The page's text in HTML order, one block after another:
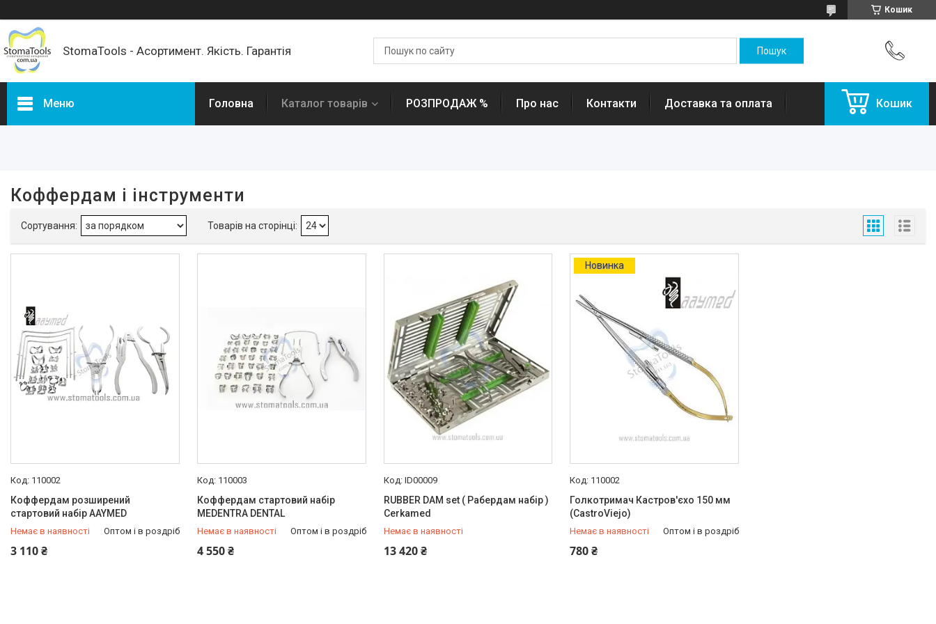
Кошик
StomaTools - Асортимент. Якість. Гарантія
Меню
Каталог товарів
Про нас
Відгуки наших покупців
Корисні статті
Популярні запитання
Головна Каталог товарів РОЗПРОДАЖ % Про нас Контакти Доставка та оплата Кошик
Коффердам і інструменти
110002
Коффердам розширений
стартовий набір AAYMED
Немає в наявності Оптом і в роздріб
3 110 ₴
+380 (63) 921-99-33
110003
Коффердам стартовий набір
MEDENTRA DENTAL
Немає в наявності Оптом і в роздріб
4 550 ₴
+380 (63) 921-99-33
ID00009
RUBBER DAM set ( Рабердам набір )
Cerkamed
Немає в наявності
13 420 ₴
+380 (63) 921-99-33
Новинка
110002
Голкотримач Кастров'єхо 150 мм
(CastroViejo)
Немає в наявності Оптом і в роздріб
780 ₴
+380 (63) 921-99-33